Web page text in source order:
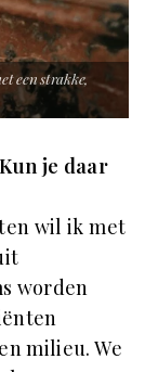
een strakke,
je daar
wil ik met
worden
milieu. We